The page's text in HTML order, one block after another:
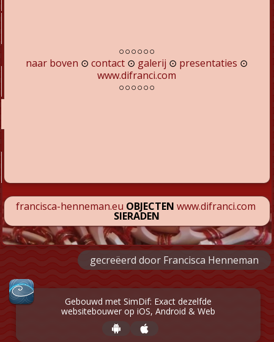
○○○○○○
naar boven ⊙contact ⊙ galerij ⊙ presentaties ⊙
www.difranci.com
○○○○○○
francisca-henneman.eu OBJECTEN www.difranci.com
SIERADEN
gecreëerd door Francisca Henneman
Gebouwd met SimDif: Exact dezelfde
websitebouwer op iOS, Android & Web